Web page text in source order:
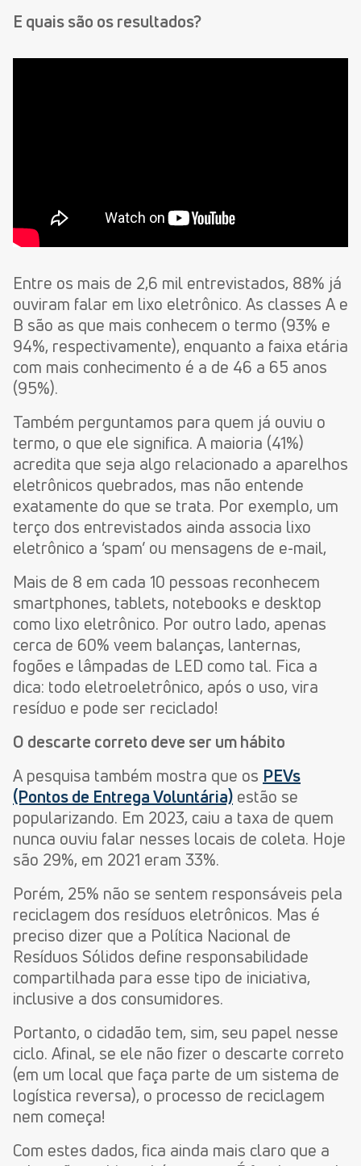
E quais são os resultados?
Entre os mais de 2,6 mil entrevistados, 88% já
ouviram falar em lixo eletrônico. As classes A e
B são as que mais conhecem o termo (93% e
94%, respectivamente), enquanto a faixa etária
com mais conhecimento é a de 46 a 65 anos
(95%).
Também perguntamos para quem já ouviu o
termo, o que ele significa. A maioria (41%)
acredita que seja algo relacionado a aparelhos
eletrônicos quebrados, mas não entende
exatamente do que se trata. Por exemplo, um
terço dos entrevistados ainda associa lixo
eletrônico a ‘spam’ ou mensagens de e-mail,
Mais de 8 em cada 10 pessoas reconhecem
smartphones, tablets, notebooks e desktop
como lixo eletrônico. Por outro lado, apenas
cerca de 60% veem balanças, lanternas,
fogões e lâmpadas de LED como tal. Fica a
dica: todo eletroeletrônico, após o uso, vira
resíduo e pode ser reciclado!
O descarte correto deve ser um hábito
A pesquisa também mostra que os PEVs
(Pontos de Entrega Voluntária) estão se
popularizando. Em 2023, caiu a taxa de quem
nunca ouviu falar nesses locais de coleta. Hoje
são 29%, em 2021 eram 33%.
Porém, 25% não se sentem responsáveis pela
reciclagem dos resíduos eletrônicos. Mas é
preciso dizer que a Política Nacional de
Resíduos Sólidos define responsabilidade
compartilhada para esse tipo de iniciativa,
inclusive a dos consumidores.
Portanto, o cidadão tem, sim, seu papel nesse
ciclo. Afinal, se ele não fizer o descarte correto
(em um local que faça parte de um sistema de
logística reversa), o processo de reciclagem
nem começa!
Com estes dados, fica ainda mais claro que a